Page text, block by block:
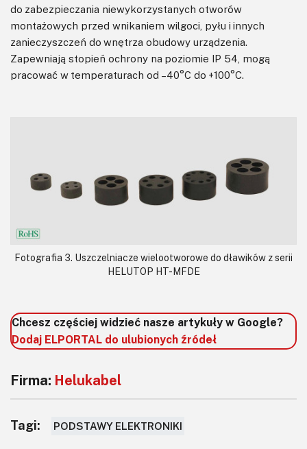
do zabezpieczania niewykorzystanych otworów
montażowych przed wnikaniem wilgoci, pyłu i innych
zanieczyszczeń do wnętrza obudowy urządzenia.
Zapewniają stopień ochrony na poziomie IP 54, mogą
pracować w temperaturach od –40°C do +100°C.
Fotografia 3. Uszczelniacze wielootworowe do dławików z serii
HELUTOP HT-MFDE
Chcesz częściej widzieć nasze artykuły w Google?
Dodaj ELPORTAL do ulubionych źródeł
Firma: Helukabel
Tagi: PODSTAWY ELEKTRONIKI